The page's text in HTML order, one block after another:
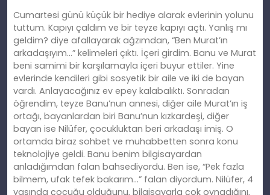
Cumartesi günü küçük bir hediye alarak evlerinin yolunu
tuttum. Kapıyı çaldım ve bir teyze kapıyı açtı. Yanlış mı
geldim? diye afallayarak ağzımdan, “Ben Murat’ın
arkadaşıyım…” kelimeleri çıktı. İçeri girdim. Banu ve Murat
beni samimi bir karşılamayla içeri buyur ettiler. Yine
evlerinde kendileri gibi sosyetik bir aile ve iki de bayan
vardı. Anlayacağınız ev epey kalabalıktı. Sonradan
öğrendim, teyze Banu’nun annesi, diğer aile Murat’ın iş
ortağı, bayanlardan biri Banu’nun kızkardeşi, diğer
bayan ise Nilüfer, çocukluktan beri arkadaşı imiş. O
ortamda biraz sohbet ve muhabbetten sonra konu
teknolojiye geldi. Banu benim bilgisayardan
anladığımdan falan bahsediyordu. Ben ise, “Pek fazla
bilmem, ufak tefek bakarım…” falan diyordum. Nilüfer, 4
yaşında çocuğu olduğunu, bilgisayarla çok oynadığını,